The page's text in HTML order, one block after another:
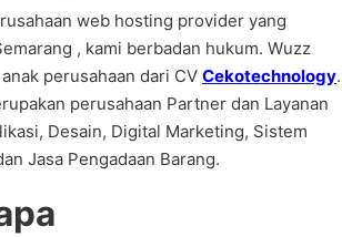
web hosting provider yang
, kami berbadan hukum. Wuzz
perusahaan dari CV Cekotechnology.
perusahaan Partner dan Layanan
Desain, Digital Marketing, Sistem
Jasa Pengadaan Barang.